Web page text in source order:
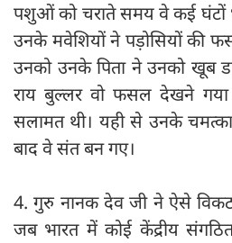
पशुओं को चराते समय वे कई घंटों
उनके मवेशियों ने पड़ोसियों की
उनको उनके पिता ने उनको खूब
राय बुल्लर वो फसल देखने
सलामत थी। यही से उनके
बाद वे संत बन गए।
4. गुरु नानक देव जी ने ऐसे
जब भारत में कोई केंद्रीय